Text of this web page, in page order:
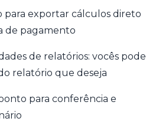
para exportar cálculos direto
de pagamento
de relatórios: vocês pode
relatório que deseja
para conferência e